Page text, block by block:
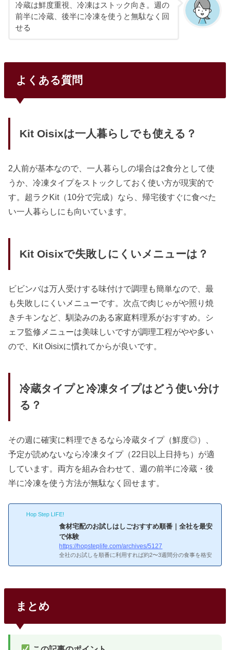
Kit Oisixって何が違うの？Kit Oisixは2品・20分・カット済
み。ちゃんとOisixは3品・30分・未カット。しっかり料理派
向けだねちゃんとOisixとは？Kit Oisixとの違いちゃんとOisix
冷蔵は鮮度重視、冷凍はストック向き。週の
前半に冷蔵、後半に冷凍を使うと無駄なく回
せる
よくある質問
Kit Oisixは一人暮らしでも使える？
2人前が基本なので、一人暮らしの場合は2食分として使
うか、冷凍タイプをストックしておく使い方が現実的で
す。超ラクKit（10分で完成）なら、帰宅後すぐに食べた
い一人暮らしにも向いています。
Kit Oisixで失敗しにくいメニューは？
ビビンバは万人受けする味付けで調理も簡単なので、最
も失敗しにくいメニューです。次点で肉じゃがや照り焼
きチキンなど、馴染みのある家庭料理系がおすすめ。シ
ェフ監修メニューは美味しいですが調理工程がやや多い
ので、Kit Oisixに慣れてからが良いです。
冷蔵タイプと冷凍タイプはどう使い分け
る？
その週に確実に料理できるなら冷蔵タイプ（鮮度◎）、
予定が読めないなら冷凍タイプ（22日以上日持ち）が適
しています。両方を組み合わせて、週の前半に冷蔵・後
半に冷凍を使う方法が無駄なく回せます。
Hop Step LIFE!
食材宅配のお試しはしごおすすめ順番｜全社を最安
で体験
https://hopsteplife.com/archives/5127
全社のお試しを順番に利用すれば約2〜3週間分の食事を格安
人1回限定。全社試せば最小コストで全サービスを比較体
約10品。ミールキットの味と使い勝手を体験。3番目：らで
まとめ